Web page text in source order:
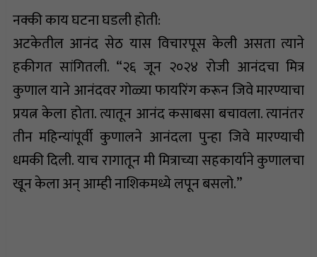
नक्की काय घटना घडली होती:
अटकेतील आनंद सेठ यास विचारपूस केली असता त्याने
हकीगत सांगितली. “२६ जून २०२४ रोजी आनंदचा मित्र
कुणाल याने आनंदवर गोळ्या फायरिंग करून जिवे मारण्याचा
प्रयत्न केला होता. त्यातून आनंद कसाबसा बचावला. त्यानंतर
तीन महिन्यांपूर्वी कुणालने आनंदला पुन्हा जिवे मारण्याची
धमकी दिली. याच रागातून मी मित्राच्या सहकार्याने कुणालचा
खून केला अन् आम्ही नाशिकमध्ये लपून बसलो.”